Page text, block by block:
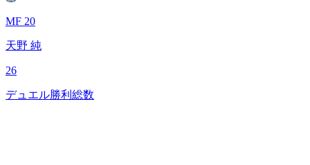
MF 20
天野 純
26
デュエル勝利総数